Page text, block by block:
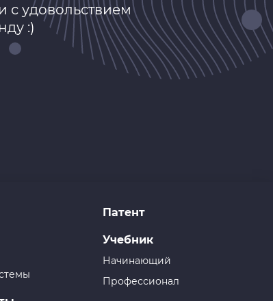
удовольствием
:)
Патент
Учебник
Начинающий
Профессионал